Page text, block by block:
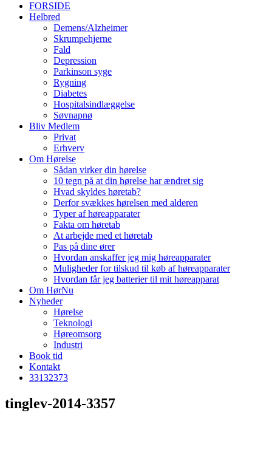
FORSIDE
Helbred
Demens/Alzheimer
Skrumpehjerne
Fald
Depression
Parkinson syge
Rygning
Diabetes
Hospitalsindlæggelse
Søvnapnø
Bliv Medlem
Privat
Erhverv
Om Hørelse
Sådan virker din hørelse
10 tegn på at din hørelse har ændret sig
Hvad skyldes høretab?
Derfor svækkes hørelsen med alderen
Typer af høreapparater
Fakta om høretab
At arbejde med et høretab
Pas på dine ører
Hvordan anskaffer jeg mig høreapparater
Muligheder for tilskud til køb af høreapparater
Hvordan får jeg batterier til mit høreapparat
Om HørNu
Nyheder
Hørelse
Teknologi
Høreomsorg
Industri
Book tid
Kontakt
33132373
tinglev-2014-3357